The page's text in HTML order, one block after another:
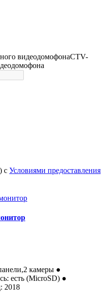
CTV-
с Условиями предоставления
камеры ●
есть (MicroSD) ●
2018